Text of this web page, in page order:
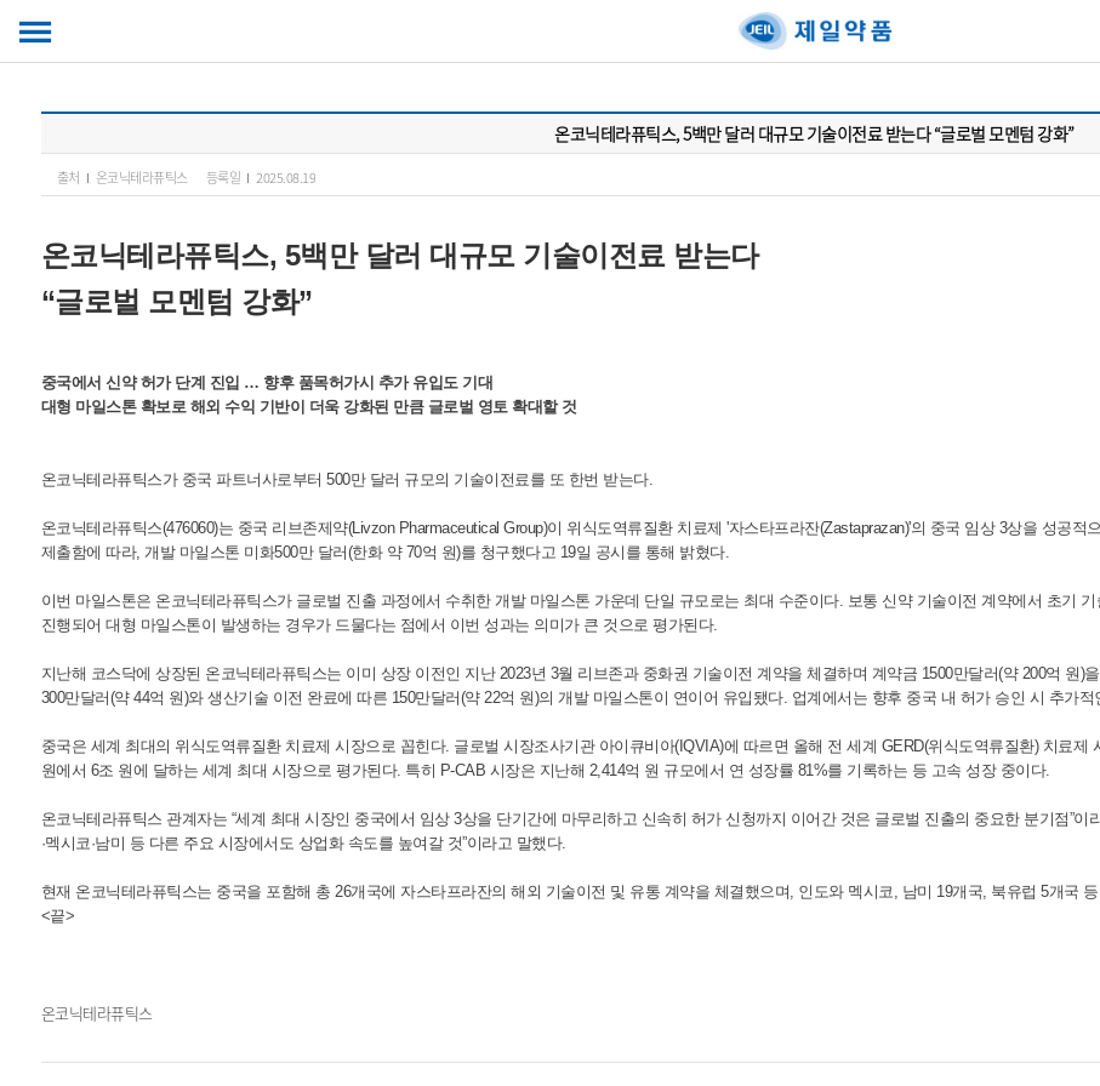
온코닉테라퓨틱스, 5백만 달러 대규모 기술이전료 받는다 “글로벌 모멘텀 강화”
출처 온코닉테라퓨틱스 등록일 2025.08.19
온코닉테라퓨틱스, 5백만 달러 대규모 기술이전료 받는다
“글로벌 모멘텀 강화”
중국에서 신약 허가 단계 진입 … 향후 품목허가시 추가 유입도 기대
대형 마일스톤 확보로 해외 수익 기반이 더욱 강화된 만큼 글로벌 영토 확대할 것
온코닉테라퓨틱스가 중국 파트너사로부터 500만 달러 규모의 기술이전료를 또 한번 받는다.
온코닉테라퓨틱스(476060)는 중국 리브존제약(Livzon Pharmaceutical Group)이 위식도역류질환 치료제 '자스타프라잔(Zastaprazan)'의 중국 임상 3상을 성공
제출함에 따라, 개발 마일스톤 미화500만 달러(한화 약 70억 원)를 청구했다고 19일 공시를 통해 밝혔다.
이번 마일스톤은 온코닉테라퓨틱스가 글로벌 진출 과정에서 수취한 개발 마일스톤 가운데 단일 규모로는 최대 수준이다. 보통 신약 기술이전 계약에서 초기
진행되어 대형 마일스톤이 발생하는 경우가 드물다는 점에서 이번 성과는 의미가 큰 것으로 평가된다.
지난해 코스닥에 상장된 온코닉테라퓨틱스는 이미 상장 이전인 지난 2023년 3월 리브존과 중화권 기술이전 계약을 체결하며 계약금 1500만달러(약 200억 원
300만달러(약 44억 원)와 생산기술 이전 완료에 따른 150만달러(약 22억 원)의 개발 마일스톤이 연이어 유입됐다. 업계에서는 향후 중국 내 허가 승인 시 추가
중국은 세계 최대의 위식도역류질환 치료제 시장으로 꼽힌다. 글로벌 시장조사기관 아이큐비아(IQVIA)에 따르면 올해 전 세계 GERD(위식도역류질환) 치료
원에서 6조 원에 달하는 세계 최대 시장으로 평가된다. 특히 P-CAB 시장은 지난해 2,414억 원 규모에서 연 성장률 81%를 기록하는 등 고속 성장 중이다.
온코닉테라퓨틱스 관계자는 “세계 최대 시장인 중국에서 임상 3상을 단기간에 마무리하고 신속히 허가 신청까지 이어간 것은 글로벌 진출의 중요한 분기점”
·멕시코·남미 등 다른 주요 시장에서도 상업화 속도를 높여갈 것”이라고 말했다.
현재 온코닉테라퓨틱스는 중국을 포함해 총 26개국에 자스타프라잔의 해외 기술이전 및 유통 계약을 체결했으며, 인도와 멕시코, 남미 19개국, 북유럽 5개국
<끝>
온코닉테라퓨틱스